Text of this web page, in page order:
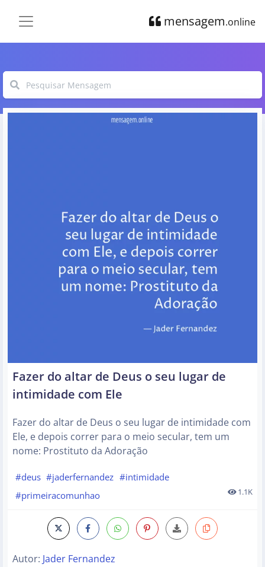
mensagem.online
Fazer do altar de Deus o seu lugar de
intimidade com Ele
Fazer do altar de Deus o seu lugar de intimidade com
Ele, e depois correr para o meio secular, tem um
nome: Prostituto da Adoração
#deus #jaderfernandez #intimidade
#primeiracomunhao
1.1K
Autor: Jader Fernandez